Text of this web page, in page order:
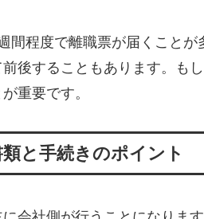
間程度で離職票が届くこと
後することもあります。も
重要です。
と手続きのポイント